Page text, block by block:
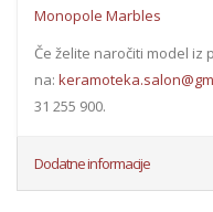
Monopole Marbles
Če želite naročiti model iz
na:
31 255 900.
Dodatne informacije